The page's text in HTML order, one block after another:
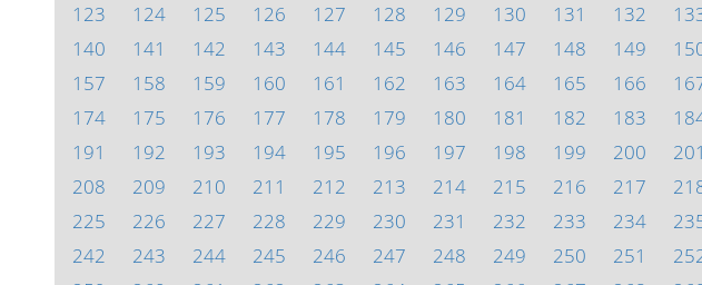
123
124 125 126 127 128 129 130 131 132
140
141 142 143 144 145 146 147 148 149
157
158 159 160 161 162 163 164 165 166
174
175 176 177 178 179 180 181 182 183
191
192 193 194 195 196 197 198 199 200 201
208
209 210 211 212 213 214 215 216 217
225
226 227 228 229 230 231 232 233 234
242
243 244 245 246 247 248 249 250 251